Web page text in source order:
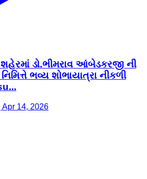
શહેરમાં ડો.ભીમરાવ આંબેડકરજી ની
ભવ્ય શોભાયાત્રા નીકળી
Apr 14, 2026